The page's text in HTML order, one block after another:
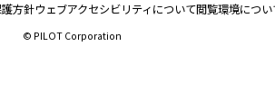
方針ウェブアクセシビリティについて閲覧環境につい
© PILOT Corporation